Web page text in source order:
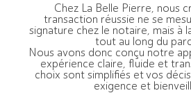
Chez La Belle Pierre, nous
transaction réussie ne se
signature chez le notaire, mais à
tout au long du
Nous avons donc conçu notre
expérience claire, fluide et
choix sont simplifiés et vos
exigence et